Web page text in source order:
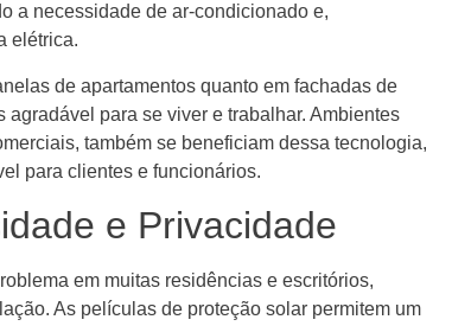
a necessidade de ar-condicionado e,
elétrica.
de apartamentos quanto em fachadas de
para se viver e trabalhar. Ambientes
também se beneficiam dessa tecnologia,
para clientes e funcionários.
e Privacidade
em muitas residências e escritórios,
As películas de proteção solar permitem um